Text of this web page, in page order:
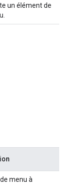
un élément de
menu à